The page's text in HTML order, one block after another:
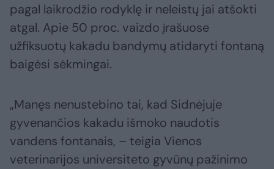
pagal laikrodžio rodyklę ir neleistų jai atšokti
atgal. Apie 50 proc. vaizdo įrašuose
užfiksuotų kakadu bandymų atidaryti fontaną
baigėsi sėkmingai.
„Manęs nenustebino tai, kad Sidnėjuje
gyvenančios kakadu išmoko naudotis
vandens fontanais, – teigia Vienos
veterinarijos universiteto gyvūnų pažinimo